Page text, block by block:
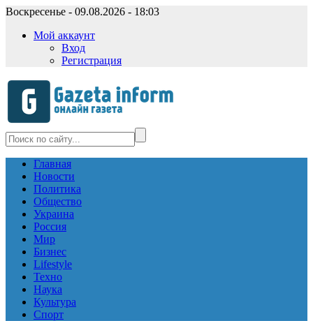
Воскресенье - 09.08.2026 - 18:03
Мой аккаунт
Вход
Регистрация
Главная
Новости
Политика
Общество
Украина
Россия
Мир
Бизнес
Lifestyle
Техно
Наука
Культура
Спорт